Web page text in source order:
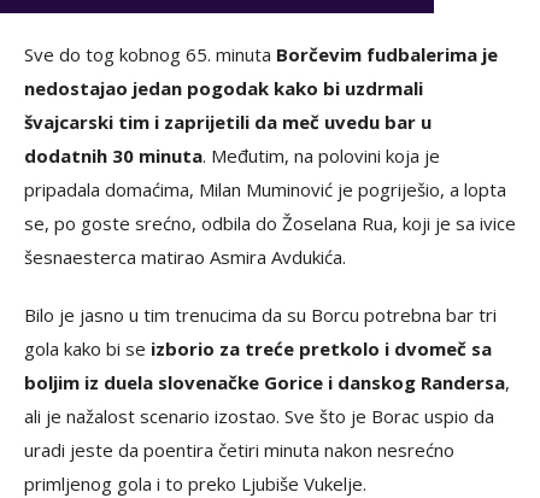
Sve do tog kobnog 65. minuta Borčevim fudbalerima je
nedostajao jedan pogodak kako bi uzdrmali
švajcarski tim i zaprijetili da meč uvedu bar u
dodatnih 30 minuta. Međutim, na polovini koja je
pripadala domaćima, Milan Muminović je pogriješio, a lopta
se, po goste srećno, odbila do Žoselana Rua, koji je sa ivice
šesnaesterca matirao Asmira Avdukića.
Bilo je jasno u tim trenucima da su Borcu potrebna bar tri
gola kako bi se izborio za treće pretkolo i dvomeč sa
boljim iz duela slovenačke Gorice i danskog Randersa,
ali je nažalost scenario izostao. Sve što je Borac uspio da
uradi jeste da poentira četiri minuta nakon nesrećno
primljenog gola i to preko Ljubiše Vukelje.